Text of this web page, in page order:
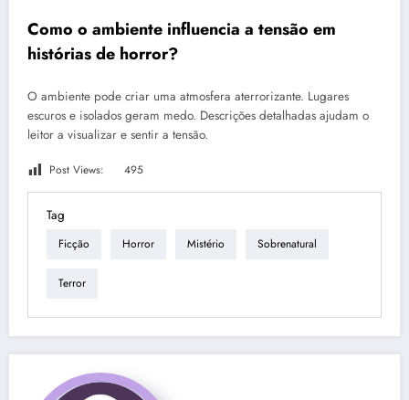
Como o ambiente influencia a tensão em
histórias de horror?
O ambiente pode criar uma atmosfera aterrorizante. Lugares
escuros e isolados geram medo. Descrições detalhadas ajudam o
leitor a visualizar e sentir a tensão.
Post Views: 495
Tag
Ficção Horror Mistério Sobrenatural
Terror